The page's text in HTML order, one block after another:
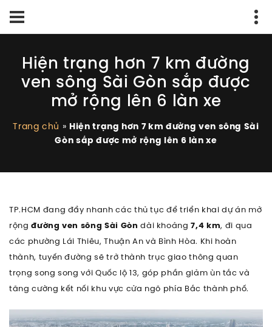
Hiện trạng hơn 7 km đường
ven sông Sài Gòn sắp được
mở rộng lên 6 làn xe
Trang chủ »Hiện trạng hơn 7 km đường ven sông Sài
Gòn sắp được mở rộng lên 6 làn xe
TP.HCM đang đẩy nhanh các thủ tục để triển khai dự án mở
rộngđường ven sông Sài Gòn dài khoảng7,4 km, đi qua
các phường Lái Thiêu, Thuận An và Bình Hòa. Khi hoàn
thành, tuyến đường sẽ trở thành trục giao thông quan
trọng song song với Quốc lộ 13, góp phần giảm ùn tắc và
tăng cường kết nối khu vực cửa ngõ phía Bắc thành phố.